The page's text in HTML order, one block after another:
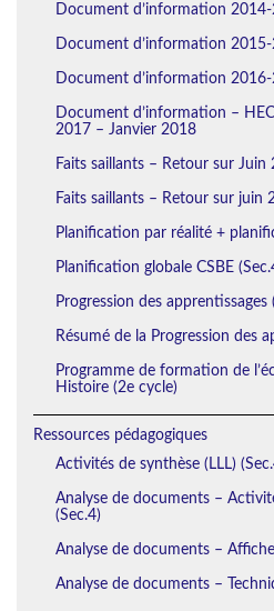
Document d’information
Document d’information
Document d’information
Document d’information –
2017 – Janvier 2018
Faits saillants – Retour sur Juin
Faits saillants – Retour sur juin
Planification par réalité +
Planification globale CSBE
Progression des
Résumé de la Progression des
Programme de formation de
Histoire (2e cycle)
Ressources pédagogiques
Activités de synthèse (LLL)
Analyse de documents –
(Sec.4)
Analyse de documents –
Analyse de documents –